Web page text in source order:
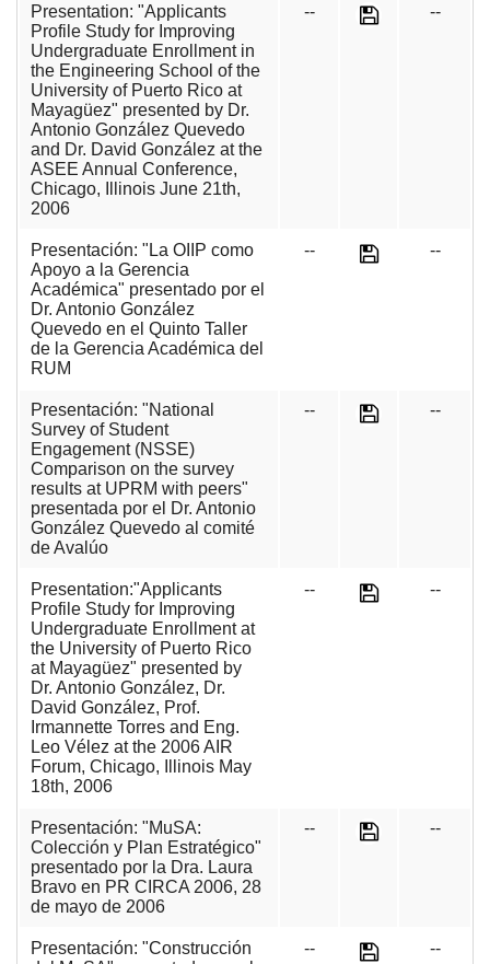
Presentation: "Applicants
Profile Study for Improving
Undergraduate Enrollment in
the Engineering School of the
University of Puerto Rico at
Mayagüez" presented by Dr.
Antonio González Quevedo
and Dr. David González at the
ASEE Annual Conference,
Chicago, Illinois June 21th,
2006
-- --
Presentación: "La OIIP como
Apoyo a la Gerencia
Académica" presentado por el
Dr. Antonio González
Quevedo en el Quinto Taller
de la Gerencia Académica del
RUM
-- --
Presentación: "National
Survey of Student
Engagement (NSSE)
Comparison on the survey
results at UPRM with peers"
presentada por el Dr. Antonio
González Quevedo al comité
de Avalúo
-- --
Presentation:"Applicants
Profile Study for Improving
Undergraduate Enrollment at
the University of Puerto Rico
at Mayagüez" presented by
Dr. Antonio González, Dr.
David González, Prof.
Irmannette Torres and Eng.
Leo Vélez at the 2006 AIR
Forum, Chicago, Illinois May
18th, 2006
-- --
Presentación: "MuSA:
Colección y Plan Estratégico"
presentado por la Dra. Laura
Bravo en PR CIRCA 2006, 28
de mayo de 2006
-- --
Presentación: "Construcción
-- --